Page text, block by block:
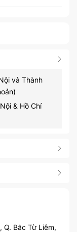
và Thành
& Hồ Chí
Bắc Từ Liêm,